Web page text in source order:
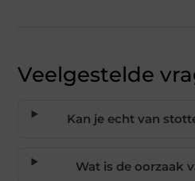
Veelgestelde
Kan je echt van
Wat is de oorzaak